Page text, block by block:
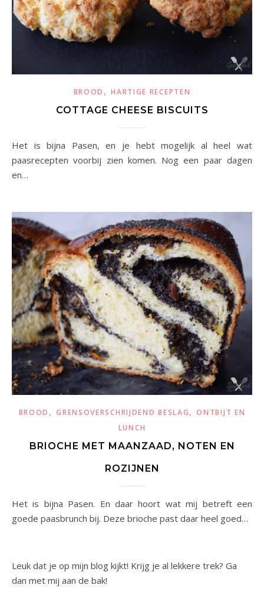
BROOD ,HARTIGE RECEPTEN
COTTAGE CHEESE BISCUITS
Het is bijna Pasen, en je hebt mogelijk al heel wat
paasrecepten voorbij zien komen. Nog een paar dagen
en…
BROOD ,GRENSOVERSCHRIJDEND BESLAG,ONTBIJT EN
LUNCH
BRIOCHE MET MAANZAAD, NOTEN EN
ROZIJNEN
Het is bijna Pasen. En daar hoort wat mij betreft een
goede paasbrunch bij. Deze brioche past daar heel goed…
Leuk dat je op mijn blog kijkt! Krijg je al lekkere trek? Ga
dan met mij aan de bak!